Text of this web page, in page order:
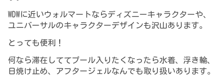
WDWに近いウォルマートならディズニーキャラクターや、
ユニバーサルのキャラクターデザインも沢山あります。
とっても便利！
何なら滞在しててプール入りたくなったら水着、浮き輪、
日焼け止め、アフタージェルなんでも取り扱いあります。